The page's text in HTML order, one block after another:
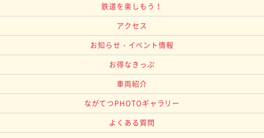
鉄道を楽しもう！
アクセス
お知らせ・イベント情報
お得なきっぷ
車両紹介
ながてつPHOTOギャラリー
よくある質問